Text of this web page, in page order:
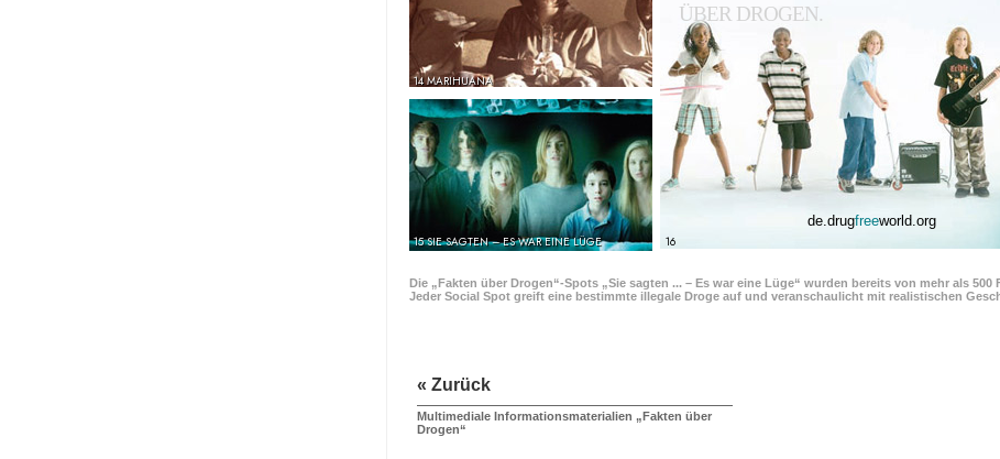
14 MARIHUANA
15 SIE SAGTEN – ES WAR EINE LÜGE 16
ÜBER DROGEN.
de.drugfreeworld.org
Die „Fakten über Drogen“-Spots „Sie sagten ... – Es war eine Lüge“ wurden bereits von mehr als
Jeder Social Spot greift eine bestimmte illegale Droge auf und veranschaulicht mit realistischen
« Zurück
Multimediale Informationsmaterialien „Fakten über
Drogen“